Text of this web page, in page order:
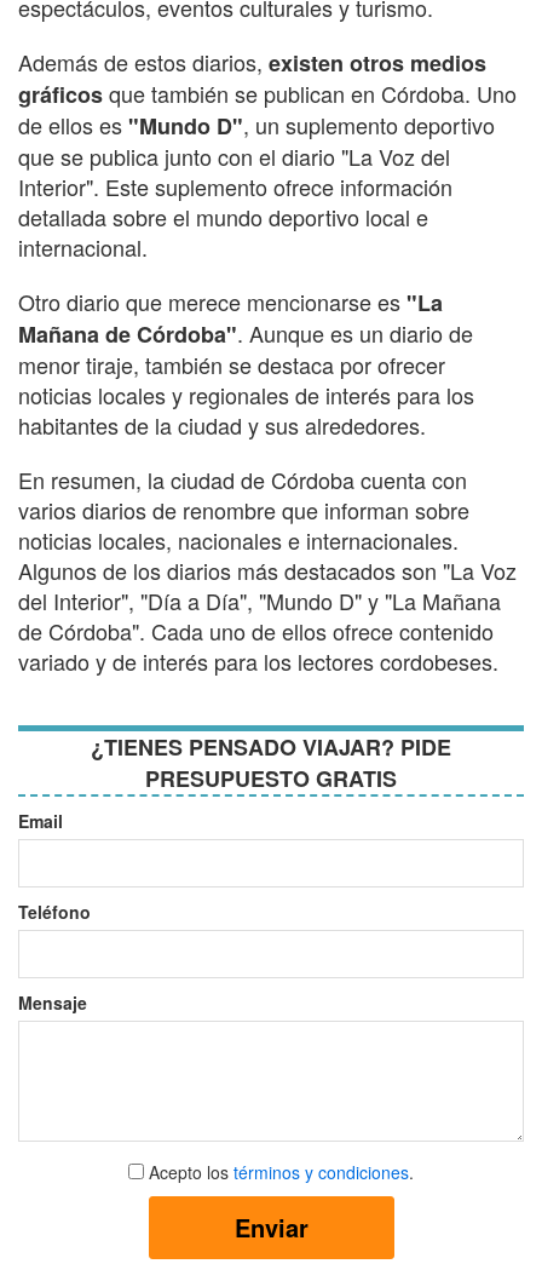
espectáculos, eventos culturales y turismo.
Además de estos diarios, existen otros medios
gráficosque también se publican en Córdoba. Uno
de ellos es "Mundo D", un suplemento deportivo
que se publica junto con el diario "La Voz del
Interior". Este suplemento ofrece información
detallada sobre el mundo deportivo local e
internacional.
Otro diario que merece mencionarse es "La
Mañana de Córdoba". Aunque es un diario de
menor tiraje, también se destaca por ofrecer
noticias locales y regionales de interés para los
habitantes de la ciudad y sus alrededores.
En resumen, la ciudad de Córdoba cuenta con
varios diarios de renombre que informan sobre
noticias locales, nacionales e internacionales.
Algunos de los diarios más destacados son "La Voz
del Interior", "Día a Día", "Mundo D" y "La Mañana
de Córdoba". Cada uno de ellos ofrece contenido
variado y de interés para los lectores cordobeses.
¿TIENES PENSADO VIAJAR? PIDE
PRESUPUESTO GRATIS
Email
Teléfono
Mensaje
Aceptar
términos
Acepto los términos y condiciones.
Enviar